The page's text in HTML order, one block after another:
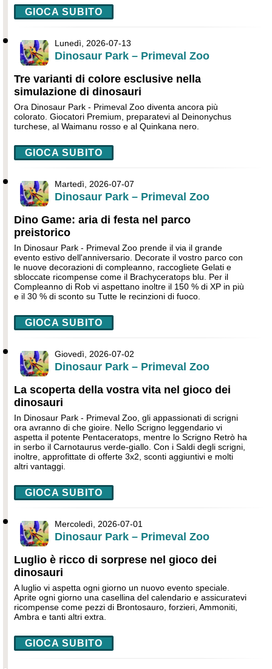
GIOCA SUBITO
Lunedì, 2026-07-13
Dinosaur Park – Primeval Zoo
Tre varianti di colore esclusive nella
simulazione di dinosauri
Ora Dinosaur Park - Primeval Zoo diventa ancora più
colorato. Giocatori Premium, preparatevi al Deinonychus
turchese, al Waimanu rosso e al Quinkana nero.
GIOCA SUBITO
Martedì, 2026-07-07
Dinosaur Park – Primeval Zoo
Dino Game: aria di festa nel parco
preistorico
In Dinosaur Park - Primeval Zoo prende il via il grande
evento estivo dell'anniversario. Decorate il vostro parco con
le nuove decorazioni di compleanno, raccogliete Gelati e
sbloccate ricompense come il Brachyceratops blu. Per il
Compleanno di Rob vi aspettano inoltre il 150 % di XP in più
e il 30 % di sconto su Tutte le recinzioni di fuoco.
GIOCA SUBITO
Giovedì, 2026-07-02
Dinosaur Park – Primeval Zoo
La scoperta della vostra vita nel gioco dei
dinosauri
In Dinosaur Park - Primeval Zoo, gli appassionati di scrigni
ora avranno di che gioire. Nello Scrigno leggendario vi
aspetta il potente Pentaceratops, mentre lo Scrigno Retrò ha
in serbo il Carnotaurus verde-giallo. Con i Saldi degli scrigni,
inoltre, approfittate di offerte 3x2, sconti aggiuntivi e molti
altri vantaggi.
GIOCA SUBITO
Mercoledì, 2026-07-01
Dinosaur Park – Primeval Zoo
Luglio è ricco di sorprese nel gioco dei
dinosauri
A luglio vi aspetta ogni giorno un nuovo evento speciale.
Aprite ogni giorno una casellina del calendario e assicuratevi
ricompense come pezzi di Brontosauro, forzieri, Ammoniti,
Ambra e tanti altri extra.
GIOCA SUBITO